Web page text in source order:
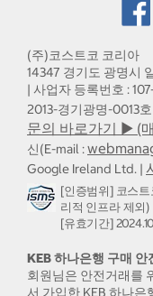
(주)코스트코 코리아
14347 경기도 광명시
| 사업자 등록번호 :
2013-경기광명-0013
문의 바로가기 ▶ (
신(E-mail :
Google Ireland Ltd. |
[인증범위] 코스
리적 인프라 제외)
[유효기간]
KEB 하나은행 구매 안
회원님은 안전거래를
서 가입한 KEB 하나